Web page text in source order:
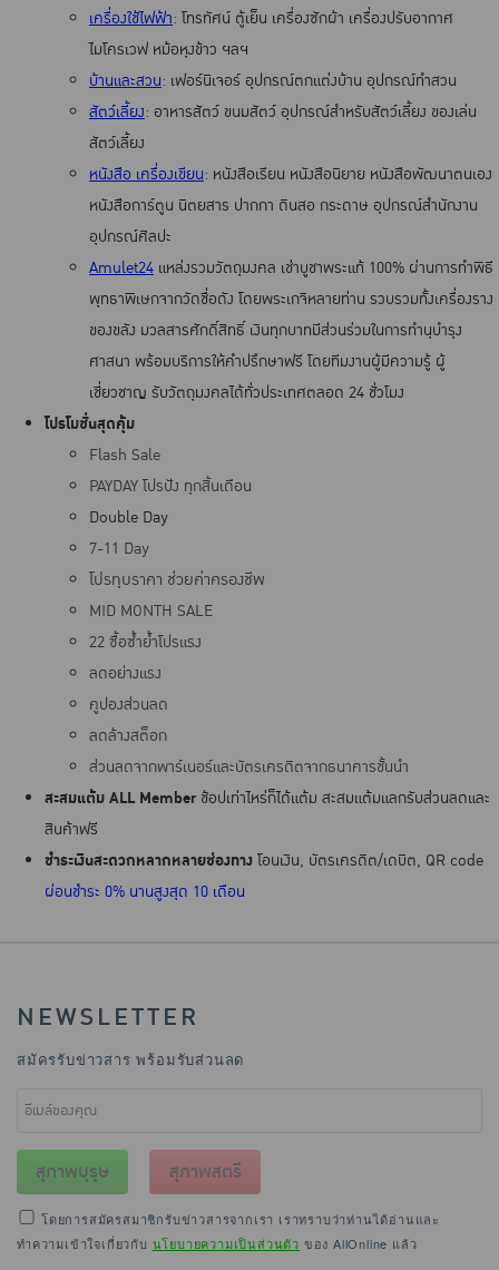
เครื่องใช้ไฟฟ้า: โทรทัศน์ ตู้เย็น เครื่องซักผ้า เครื่องปรับอากาศ
ไมโครเวฟ หม้อหุงข้าว ฯลฯ
บ้านและสวน: เฟอร์นิเจอร์ อุปกรณ์ตกแต่งบ้าน อุปกรณ์ทำสวน
สัตว์เลี้ยง: อาหารสัตว์ ขนมสัตว์ อุปกรณ์สำหรับสัตว์เลี้ยง ของเล่น
สัตว์เลี้ยง
หนังสือ เครื่องเขียน: หนังสือเรียน หนังสือนิยาย หนังสือพัฒนาตนเอง
หนังสือการ์ตูน นิตยสาร ปากกา ดินสอ กระดาษ อุปกรณ์สำนักงาน
อุปกรณ์ศิลปะ
Amulet24 แหล่งรวมวัตถุมงคล เช่าบูชาพระแท้ 100% ผ่านการทำพิธี
พุทธาพิเษกจากวัดชื่อดัง โดยพระเกจิหลายท่าน รวบรวมทั้งเครื่องราง
ของขลัง มวลสารศักดิ์สิทธิ์ เงินทุกบาทมีส่วนร่วมในการทํานุบํารุง
ศาสนา พร้อมบริการให้คำปรึกษาฟรี โดยทีมงานผู้มีความรู้ ผู้
เชี่ยวชาญ รับวัตถุมงคลได้ทั่วประเทศตลอด 24 ชั่วโมง
โปรโมชั่นสุดคุ้ม
Flash Sale
PAYDAY โปรปัง ทุกสิ้นเดือน
Double Day
7-11 Day
โปรทุบราคา ช่วยค่าครองชีพ
MID MONTH SALE
22 ซื้อซ้ำย้ำโปรแรง
ลดอย่างแรง
คูปองส่วนลด
ลดล้างสต็อก
ส่วนลดจากพาร์เนอร์และบัตรเครดิตจากธนาคารชั้นนำ
สะสมแต้ม ALL Memberช้อปเท่าไหร่ก็ได้แต้ม สะสมแต้มแลกรับส่วนลดและ
สินค้าฟรี
ชำระเงินสะดวกหลากหลายช่องทาง โอนเงิน, บัตรเครดิต/เดบิต, QR code
ผ่อนชำระ 0% นานสูงสุด 10 เดือน
NEWSLETTER
สมัครรับข่าวสาร พร้อมรับส่วนลด
สุภาพบุรุษ สุภาพสตรี
โดยการสมัครสมาชิกรับข่าวสารจากเรา เราทราบว่าท่านได้อ่านและ
ทำความเข้าใจเกี่ยวกับ นโยบายความเป็นส่วนตัว ของ AllOnline แล้ว